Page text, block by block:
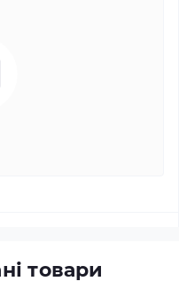
товари